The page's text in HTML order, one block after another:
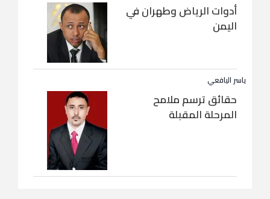
أدوات الرياض وطهران في
اليمن
ياسر اليافعي
حقائق ترسم ملامح
المرحلة المقبلة